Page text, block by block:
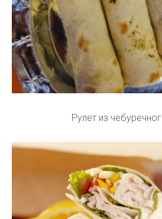
Рулет из